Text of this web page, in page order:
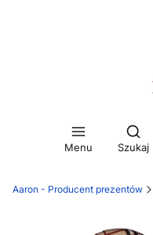
Menu Szukaj
Aaron - Producent prezentów